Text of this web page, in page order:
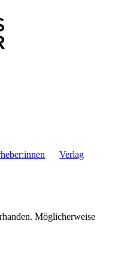
Verlag
Möglicherweise